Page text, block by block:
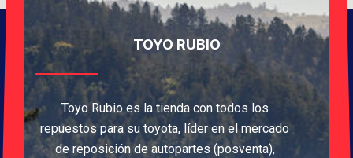
TOYO RUBIO
Toyo Rubio es la tienda con todos los
repuestos para su toyota, líder en el mercado
de reposición de autopartes (posventa),